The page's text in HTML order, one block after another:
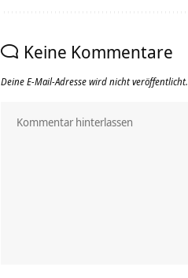
Keine Kommentare
Deine E-Mail-Adresse wird nicht veröffentlicht.